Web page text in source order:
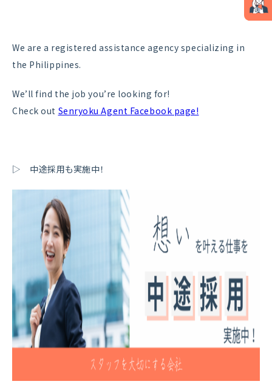
We are a registered assistance agency specializing in
the Philippines.
We’ll find the job you’re looking for!
Check out Senryoku Agent Facebook page!
▷ 中途採用も実施中！